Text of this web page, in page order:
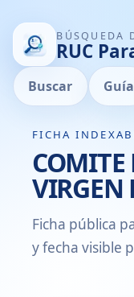
BÚSQUEDA
RUC
Buscar Guía
FICHA
COMITE
VIRGEN
Ficha pública
y fecha visible